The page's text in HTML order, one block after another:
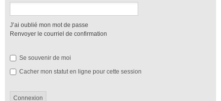
J’ai oublié mon mot de passe
Renvoyer le courriel de confirmation
Se souvenir de moi
Cacher mon statut en ligne pour cette session